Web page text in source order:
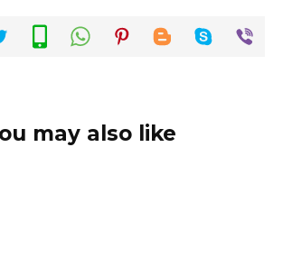
may also like